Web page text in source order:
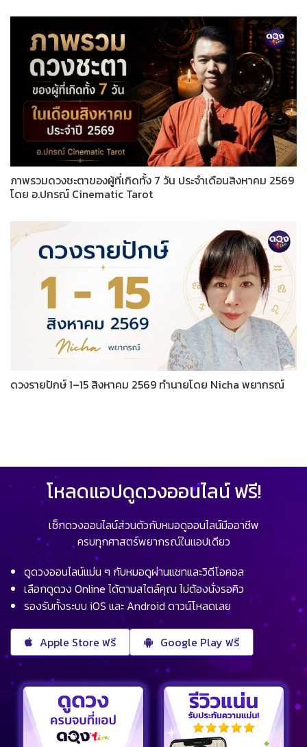
ภาพรวมดวงชะตาของผู้ที่เกิดทั้ง 7 วัน ประจำเดือนสิงหาคม 2569
โดย อ.ปกรณ์ Cinematic Tarot
ดวงรายปักษ์ 1–15 สิงหาคม 2569 ทำนายโดย Nicha พยากรณ์
โหลดแอปดูดวงออนไลน์ ฟรี!
เช็กดวงออนไลน์ส่วนตัวกับหมอดูออนไลน์มืออาชีพ
ครบทุกศาสตร์พยากรณ์ในแอปเดียว
ดูดวงออนไลน์แม่น ๆ กับหมอดูผ่านแชทและวิดีโอคอล
เลือกดูดวง Online ได้ตามสไตล์คุณ ไม่ต้องนั่งรอคิว
รองรับทั้งระบบ iOS และ Android ดาวน์โหลดเลย
Apple Store ฟรี Google Play ฟรี